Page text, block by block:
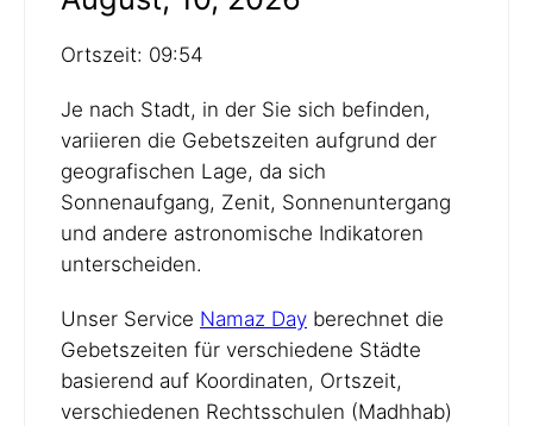
Ortszeit: 09:54
Je nach Stadt, in der Sie sich befinden,
variieren die Gebetszeiten aufgrund der
geografischen Lage, da sich
Sonnenaufgang, Zenit, Sonnenuntergang
und andere astronomische Indikatoren
unterscheiden.
Unser Service Namaz Day berechnet die
Gebetszeiten für verschiedene Städte
basierend auf Koordinaten, Ortszeit,
verschiedenen Rechtsschulen (Madhhab)